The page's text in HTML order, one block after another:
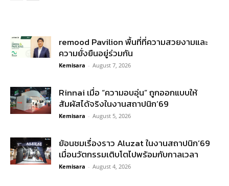
remood Pavilion พื้นที่ที่ความสวยงามและ
ความยั่งยืนอยู่ร่วมกัน
Kemisara - August 7, 2026
Rinnai เมื่อ “ความอบอุ่น” ถูกออกแบบให้
สัมผัสได้จริงในงานสถาปนิก’69
Kemisara - August 5, 2026
ย้อนชมเรื่องราว Aluzat ในงานสถาปนิก’69
เมื่อนวัตกรรมเติบโตไปพร้อมกับกาลเวลา
Kemisara - August 4, 2026